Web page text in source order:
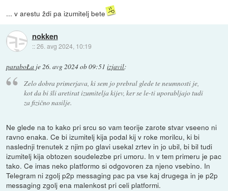
... v arestu ždi pa izumitelj bete
nokken
::26. avg 2024, 10:19
paraboŁa je26. avg 2024 ob 09:51 izjavil:
Zelo dobra primerjava, ki sem jo prebral glede te neumnosti je,
kot da bi šli aretirat izumitelja kijev, ker se le-ti uporabljajo tudi
za fizično nasilje.
Ne glede na to kako pri srcu so vam teorije zarote stvar vseeno ni
ravno enaka. Ce bi izumitelj kija podal kij v roke morilcu, ki bi
naslednji trenutek z njim po glavi usekal zrtev in jo ubil, bi bil tudi
izumitelj kija obtozen soudelezbe pri umoru. In v tem primeru je pac
tako. Ce imas neko platformo si odgovoren za njeno vsebino. In
Telegram ni zgolj p2p messaging pac pa vse kaj drugega in je p2p
messaging zgolj ena malenkost pri celi platformi.